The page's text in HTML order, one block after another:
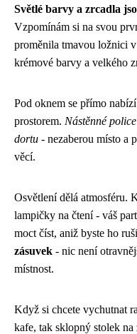
Světlé barvy a zrcadla
Vzpomínám si na svou
proměnila tmavou ložnici
krémové barvy a velkého
Pod oknem se přímo
prostorem. Nástěnné
dortu - nezaberou místo a
věcí.
Osvětlení dělá atmosféru.
lampičky na čtení - váš
moct číst, aniž byste ho
zásuvek - nic není
místnost.
Když si chcete vychutnat
kafe, tak sklopný stolek na